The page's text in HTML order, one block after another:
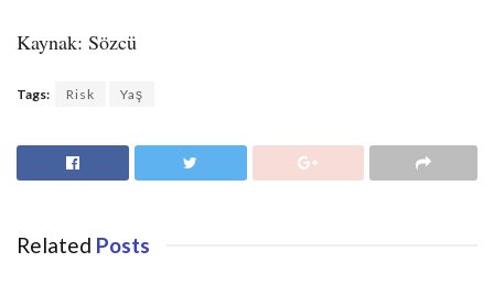
Kaynak: Sözcü
Tags: Risk Yaş
Related Posts